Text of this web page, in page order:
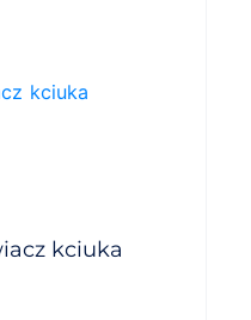
kciuka